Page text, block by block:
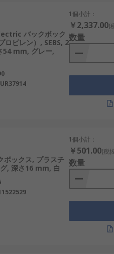
バックボック
ロピレン）, SEBS, 2
54 mm, グレー,
1個小計：
￥2,337.00(
数量
ックス, プラスチ
, 深さ16 mm, 白
1個小計：
￥501.00(税
数量